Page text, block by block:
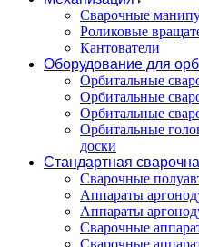
Сварочные
Роликовые
Кантователи
Оборудование для
Орбитальные
Орбитальные
Орбитальные
Орбитальные
доски
Стандартная
Сварочные
Аппараты
Аппараты
Сварочные
Сварочные